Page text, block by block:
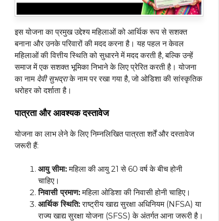
इस योजना का प्रमुख उद्देश्य महिलाओं को आर्थिक रूप से सशक्त
बनाना और उनके परिवारों की मदद करना है। यह पहल न केवल
महिलाओं की वित्तीय स्थिति को सुधारने में मदद करती है, बल्कि उन्हें
समाज में एक सशक्त भूमिका निभाने के लिए प्रेरित करती है। योजना
का नाम देवी सुभद्राके नाम पर रखा गया है, जो ओडिशा की सांस्कृतिक
धरोहर को दर्शाता है।
पात्रता और आवश्यक दस्तावेज
योजना का लाभ लेने के लिए निम्नलिखित पात्रता शर्तें और दस्तावेज
जरूरी हैं:
आयु सीमा:महिला की आयु 21 से 60 वर्ष के बीच होनी
चाहिए।
निवासी प्रमाण:महिला ओडिशा की निवासी होनी चाहिए।
आर्थिक स्थिति:राष्ट्रीय खाद्य सुरक्षा अधिनियम (NFSA) या
राज्य खाद्य सुरक्षा योजना (SFSS) के अंतर्गत आना जरूरी है।